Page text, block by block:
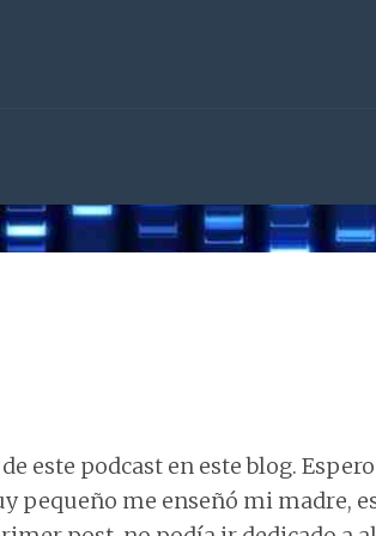
este podcast en este blog.
pequeño me enseñó mi madre,